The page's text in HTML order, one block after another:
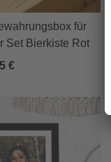
für
Set Bierkiste Rot
€